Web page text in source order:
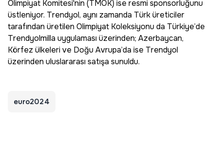
Olimpiyat Komitesi'nin (TMOK) ise resmi sponsorluğunu
üstleniyor. Trendyol, aynı zamanda Türk üreticiler
tarafından üretilen Olimpiyat Koleksiyonu da Türkiye’de
Trendyolmilla uygulaması üzerinden; Azerbaycan,
Körfez ülkeleri ve Doğu Avrupa’da ise Trendyol
üzerinden uluslararası satışa sunuldu.
euro2024